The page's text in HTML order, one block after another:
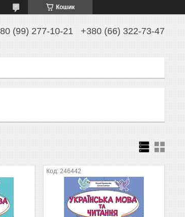
Кошик
(99) 277-10-21 +380 (66) 322-73-47
246442